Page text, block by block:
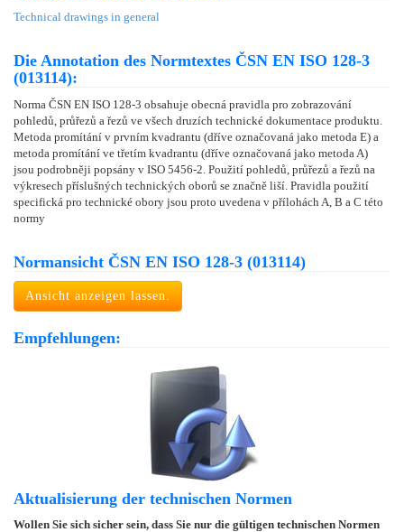
Technical drawings in general
Die Annotation des Normtextes ČSN EN ISO 128-3
(013114):
Norma ČSN EN ISO 128-3 obsahuje obecná pravidla pro zobrazování
pohledů, průřezů a řezů ve všech druzích technické dokumentace produktu.
Metoda promítání v prvním kvadrantu (dříve označovaná jako metoda E) a
metoda promítání ve třetím kvadrantu (dříve označovaná jako metoda A)
jsou podrobněji popsány v ISO 5456-2. Použití pohledů, průřezů a řezů na
výkresech příslušných technických oborů se značně liší. Pravidla použití
specifická pro technické obory jsou proto uvedena v přílohách A, B a C této
normy
Normansicht ČSN EN ISO 128-3 (013114)
Ansicht anzeigen lassen.
Empfehlungen:
Aktualisierung der technischen Normen
Wollen Sie sich sicher sein, dass Sie nur die gültigen technischen Normen